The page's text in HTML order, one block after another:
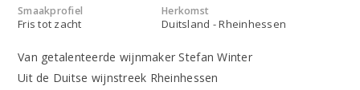
Smaakprofiel
Fris tot zacht
Herkomst
Duitsland - Rheinhessen
Van getalenteerde wijnmaker Stefan Winter
Uit de Duitse wijnstreek Rheinhessen